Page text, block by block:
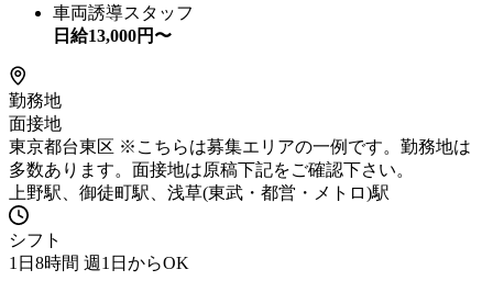
車両誘導スタッフ
日給13,000円〜
勤務地
面接地
東京都台東区 ※こちらは募集エリアの一例です。勤務地は
多数あります。面接地は原稿下記をご確認下さい。
上野駅、御徒町駅、浅草(東武・都営・メトロ)駅
シフト
1日8時間 週1日からOK